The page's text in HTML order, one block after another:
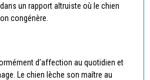
un rapport altruiste où le chien
congénère.
d’affection au quotidien et
Le chien lèche son maître au